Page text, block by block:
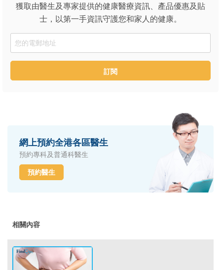
獲取由醫生及專家提供的健康醫療資訊、產品優惠及貼
士，以第一手資訊守護您和家人的健康。
Email
訂閱
網上預約全港各區醫生
預約專科及普通科醫生
預約醫生
相關內容